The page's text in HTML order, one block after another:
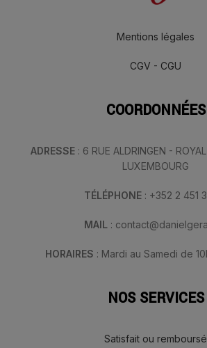
Mentions légales
CGV - CGU
COORDONNÉES
ADRESSE : 6 RUE ALDRINGEN -
LUXEMBOURG
TÉLÉPHONE : +352 2 451
MAIL :
HORAIRES : Mardi au Samedi de
NOS SERVICES
Satisfait ou remboursé